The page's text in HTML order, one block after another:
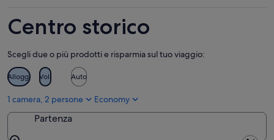
-
9
7
ago
9
ago
Centro storico
Scegli due o più prodotti e risparmia sul tuo viaggio:
Alloggi Voli Auto
1 camera, 2 persone Economy
Partenza